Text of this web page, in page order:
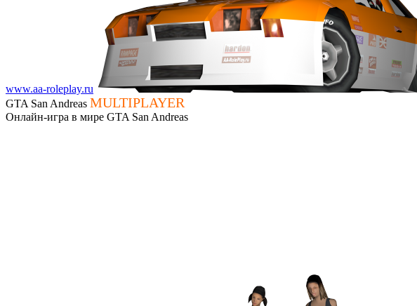
www.aa-roleplay.ru
GTA San Andreas MULTIPLAYER
Онлайн-игра в мире GTA San Andreas